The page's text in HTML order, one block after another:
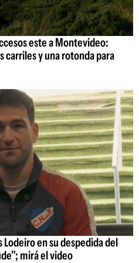
este a Montevideo:
carriles y una rotonda para
Lodeiro en su despedida del
mirá el video